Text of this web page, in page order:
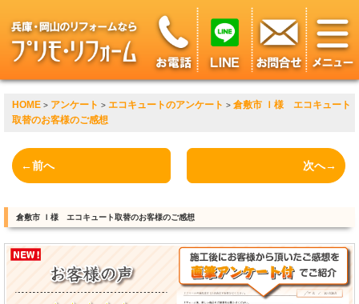
HOME > アンケート > エコキュートのアンケート > 倉敷市 Ｉ様 エコキュート
取替のお客様のご感想
←前へ 次へ→
倉敷市 Ｉ様 エコキュート取替のお客様のご感想